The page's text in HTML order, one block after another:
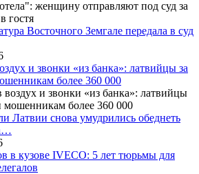
Восточного Земгале передала в суд
и звонки «из банка»: латвийцы за
более 360 000
Латвии снова умудрились обеднеть
в кузове IVECO: 5 лет тюрьмы для